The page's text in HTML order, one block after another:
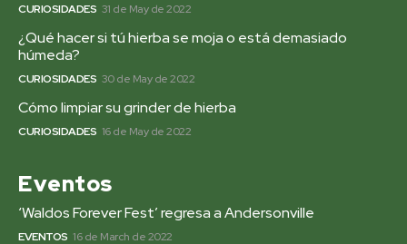
CURIOSIDADES 31 de May de 2022
¿Qué hacer si tú hierba se moja o está demasiado
húmeda?
CURIOSIDADES 30 de May de 2022
Cómo limpiar su grinder de hierba
CURIOSIDADES 16 de May de 2022
Eventos
‘Waldos Forever Fest’ regresa a Andersonville
EVENTOS 16 de March de 2022